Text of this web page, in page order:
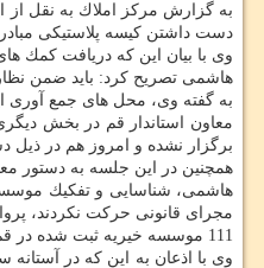
به گزارش مركز املاك به نقل از
دست داشتن كیسه پلاستیكی
وی با بیان این كه دریافت كمك
هاشمی تصریح كرد: باید ضمن
به گفته وی، محل های جمع آوری
برگزار نشده و امروز هم در
همچنین در این جلسه به دستور
هاشمی، شناسایی و تفكیك
مجرای قانونی حركت نكردند،
111 موسسه خیریه ثبت شده در قم وجود دارد كه 87 مورد آن فعال است.
وی با اذعان به این كه در